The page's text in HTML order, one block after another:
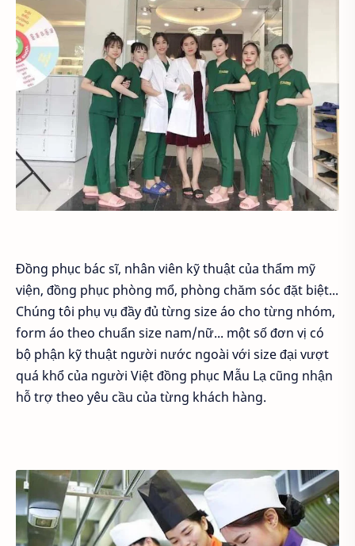
Đồng phục bác sĩ, nhân viên kỹ thuật của thẩm mỹ
viện, đồng phục phòng mổ, phòng chăm sóc đặt biệt...
Chúng tôi phụ vụ đầy đủ từng size áo cho từng nhóm,
form áo theo chuẩn size nam/nữ... một số đơn vị có
bộ phận kỹ thuật người nước ngoài với size đại vượt
quá khổ của người Việt đồng phục Mẫu Lạ cũng nhận
hỗ trợ theo yêu cầu của từng khách hàng.